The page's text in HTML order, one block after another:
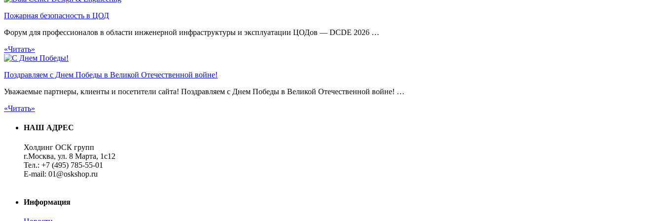
Пожарная безопасность в ЦОД
Форум для профессионалов в области инженерной инфраструктуры и эксплуатации ЦОДов — DCDE 2026 …
«Читать»
Поздравляем с Днем Победы в Великой Отечественной войне!
Уважаемые партнеры, клиенты и посетители сайта! Поздравляем с Днем Победы в Великой Отечественной войне! …
«Читать»
НАШ АДРЕС
Холдинг ОСК групп
г.Москва, ул. 8 Марта, 1с12
Тел.: +7 (495) 785-55-01
E-mail: 01@oskshop.ru
Информация